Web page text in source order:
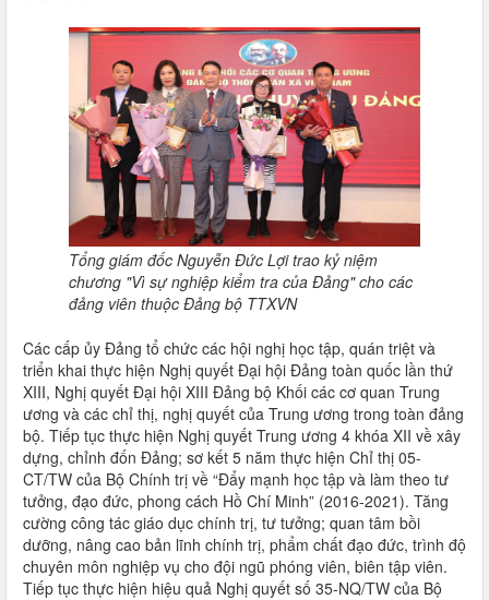
Tổng giám đốc Nguyễn Đức Lợi trao kỷ niệm
chương "Vì sự nghiệp kiểm tra của Đảng" cho các
đảng viên thuộc Đảng bộ TTXVN
Các cấp ủy Đảng tổ chức các hội nghị học tập, quán triệt và
triển khai thực hiện Nghị quyết Đại hội Đảng toàn quốc lần thứ
XIII, Nghị quyết Đại hội XIII Đảng bộ Khối các cơ quan Trung
ương và các chỉ thị, nghị quyết của Trung ương trong toàn đảng
bộ. Tiếp tục thực hiện Nghị quyết Trung ương 4 khóa XII về xây
dựng, chỉnh đốn Đảng; sơ kết 5 năm thực hiện Chỉ thị 05-
CT/TW của Bộ Chính trị về “Đẩy mạnh học tập và làm theo tư
tưởng, đạo đức, phong cách Hồ Chí Minh” (2016-2021). Tăng
cường công tác giáo dục chính trị, tư tưởng; quan tâm bồi
dưỡng, nâng cao bản lĩnh chính trị, phẩm chất đạo đức, trình độ
chuyên môn nghiệp vụ cho đội ngũ phóng viên, biên tập viên.
Tiếp tục thực hiện hiệu quả Nghị quyết số 35-NQ/TW của Bộ